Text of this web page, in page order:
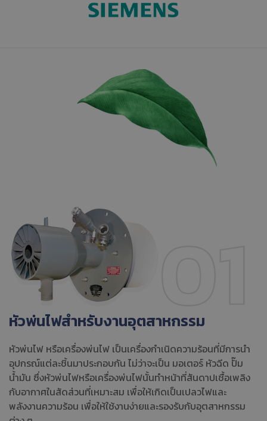
หัวพ่นไฟสำหรับงานอุตสาหกรรม
หัวพ่นไฟ หรือเครื่องพ่นไฟ เป็นเครื่องกำเนิดความร้อนที่มีการนำ
อุปกรณ์แต่ละชิ้นมาประกอบกัน ไม่ว่าจะเป็น มอเตอร์ หัวฉีด ปั๊ม
น้ำมัน ซึ่งหัวพ่นไฟหรือเครื่องพ่นไฟนั้นทำหน้าที่สันดาปเชื้อเพลิง
กับอากาศในสัดส่วนที่เหมาะสม เพื่อให้เกิดเป็นเปลวไฟและ
พลังงานความร้อน เพื่อให้ใช้งานง่ายและรองรับกับอุตสาหกรรม